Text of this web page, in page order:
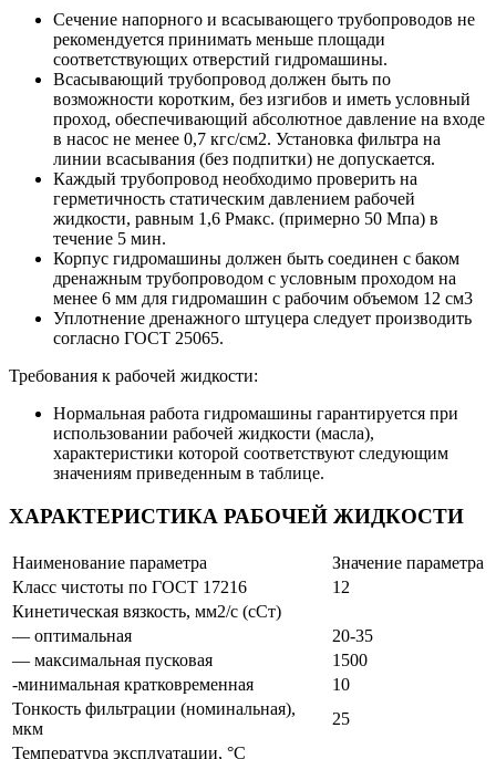
Сечение напорного и всасывающего трубопроводов не
рекомендуется принимать меньше площади
соответствующих отверстий гидромашины.
Всасывающий трубопровод должен быть по
возможности коротким, без изгибов и иметь условный
проход, обеспечивающий абсолютное давление на входе
в насос не менее 0,7 кгс/см2. Установка фильтра на
линии всасывания (без подпитки) не допускается.
Каждый трубопровод необходимо проверить на
герметичность статическим давлением рабочей
жидкости, равным 1,6 Pмакс. (примерно 50 Мпа) в
течение 5 мин.
Корпус гидромашины должен быть соединен с баком
дренажным трубопроводом с условным проходом на
менее 6 мм для гидромашин с рабочим объемом 12 см3
Уплотнение дренажного штуцера следует производить
согласно ГОСТ 25065.
Требования к рабочей жидкости:
Нормальная работа гидромашины гарантируется при
использовании рабочей жидкости (масла),
характеристики которой соответствуют следующим
значениям приведенным в таблице.
ХАРАКТЕРИСТИКА РАБОЧЕЙ ЖИДКОСТИ
Наименование параметра
Значение параметра
Класс чистоты по ГОСТ 17216
12
Кинетическая вязкость, мм2/с (сСт)
— оптимальная
20-35
— максимальная пусковая
1500
-минимальная кратковременная
10
Тонкость фильтрации (номинальная),
мкм
25
Температура эксплуатации, °С